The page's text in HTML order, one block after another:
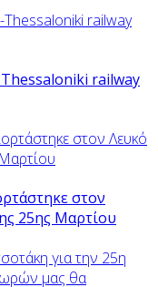
railway
στον
25ης Μαρτίου